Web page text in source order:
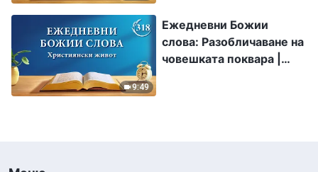
9:49
Ежедневни Божии
слова: Разобличаване на
човешката поквара |